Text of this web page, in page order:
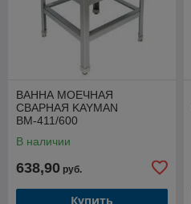
ВАННА МОЕЧНАЯ
СВАРНАЯ KAYMAN
ВМ-411/600
В наличии
638,90 руб.
Купить